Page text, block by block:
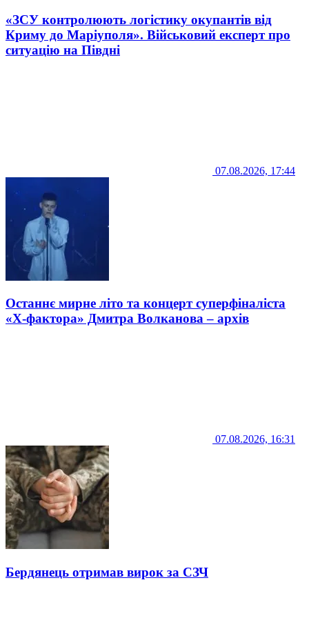
«ЗСУ контролюють логістику окупантів від
Криму до Маріуполя». Військовий експерт про
ситуацію на Півдні
07.08.2026, 17:44
Останнє мирне літо та концерт суперфіналіста
«Х-фактора» Дмитра Волканова – архів
07.08.2026, 16:31
Бердянець отримав вирок за СЗЧ